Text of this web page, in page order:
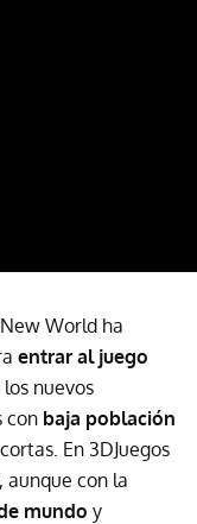
World ha
entrar al juego
los nuevos
con baja población
En 3DJuegos
aunque con la
mundo y